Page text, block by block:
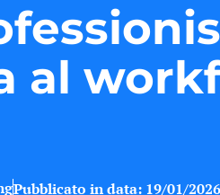
al
Pubblicato in data: 19/01/2026